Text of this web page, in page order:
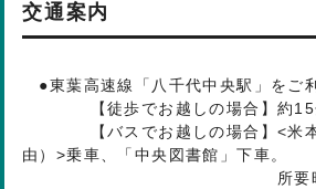
交通案内
●東葉高速線「八千代中央駅」をご
【徒歩でお越しの場合】約15
【バスでお越しの場合】<米本
由）>乗車、「中央図書館」下車。
所要時間